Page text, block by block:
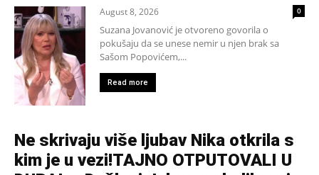
August 8, 2026 0
Suzana Jovanović je otvoreno govorila o
pokušaju da se unese nemir u njen brak sa
Sašom Popovićem,...
Read more
Ne skrivaju više ljubav Nika otkrila s
kim je u vezi!TAJNO OTPUTOVALI U